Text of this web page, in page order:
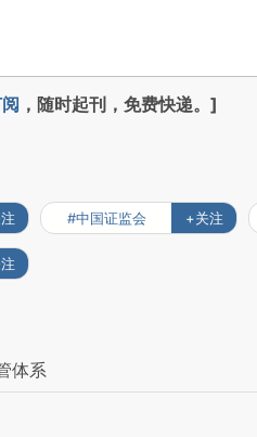
，随时起刊，免费快递。]
#中国证监会 +关注
体系